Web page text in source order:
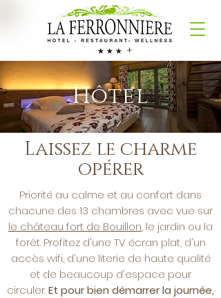
+
Hôtel
Laissez le charme
opérer
Priorité au calme et au confort dans
chacune des 13 chambres avec vue sur
le château fort de Bouillon, le jardin ou la
forêt. Profitez d'une TV écran plat, d'un
accès wifi, d'une literie de haute qualité
et de beaucoup d'espace pour
circuler.Et pour bien démarrer la journée,